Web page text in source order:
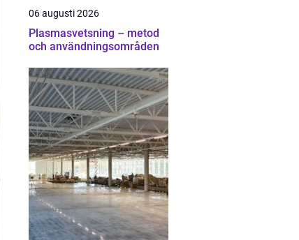
06 augusti 2026
Plasmasvetsning – metod
och användningsområden